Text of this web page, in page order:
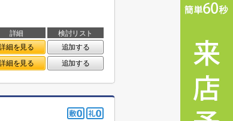
詳細
検討リスト
細を見る
追加する
細を見る 追加する